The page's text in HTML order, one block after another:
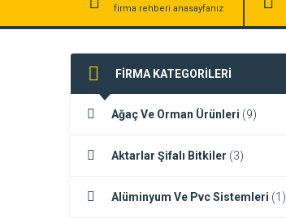
firma rehberi anasayfanız
FİRMA KATEGORİLERİ
Ağaç Ve Orman Ürünleri (9)
Aktarlar Şifalı Bitkiler (3)
Alüminyum Ve Pvc Sistemleri (1)